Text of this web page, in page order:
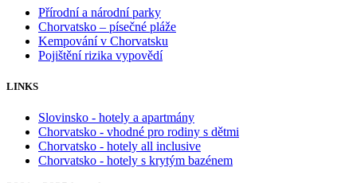
Přírodní a národní parky
Chorvatsko – písečné pláže
Kempování v Chorvatsku
Pojištění rizika vypovědí
LINKS
Slovinsko - hotely a apartmány
Chorvatsko - vhodné pro rodiny s dětmi
Chorvatsko - hotely all inclusive
Chorvatsko - hotely s krytým bazénem